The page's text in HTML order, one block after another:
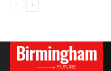
Birmingham
———→ FUTURE